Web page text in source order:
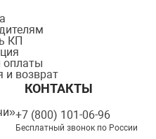
КП
оплаты
и возврат
КОНТАКТЫ
+7 (800) 101-06-96
Бесплатный звонок по России